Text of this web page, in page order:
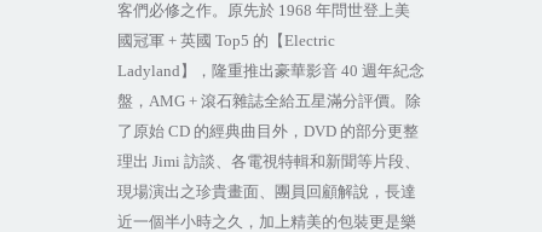
客們必修之作。原先於 1968 年問世登上美
國冠軍 + 英國 Top5 的【Electric
Ladyland 】，隆重推出豪華影音 40 週年紀念
盤， AMG + 滾石雜誌全給五星滿分評價。除
了原始 CD 的經典曲目外， DVD 的部分更整
理出 Jimi 訪談、各電視特輯和新聞等片段、
現場演出之珍貴畫面、團員回顧解說，長達
近一個半小時之久，加上精美的包裝更是樂